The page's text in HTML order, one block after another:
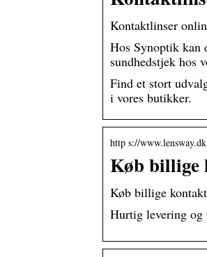
Kontaktlinser
Hos Synoptik kan
sundhedstjek hos
Find et stort
i vores butikker.
http s://
Køb billige
Køb billige
Hurtig levering og